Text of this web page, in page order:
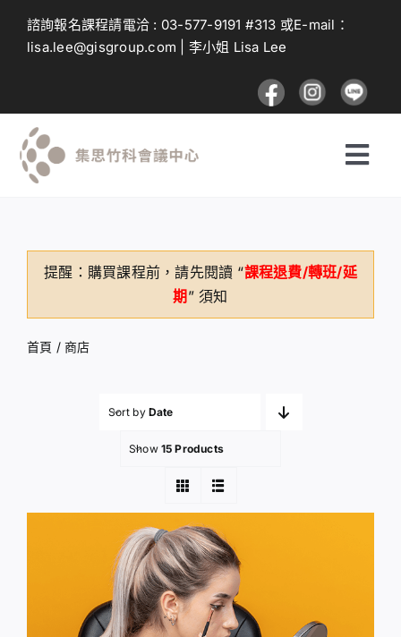
諮詢報名課程請電洽 : 03-577-9191 #313 或E-mail：
lisa.lee@gisgroup.com | 李小姐 Lisa Lee
投遞課程
建議與回饋
購物車
提醒：購買課程前，請先閱讀 “課程退費/轉班/延
期 ” 須知
首頁 /商店
Sort by Date
Show 15 Products